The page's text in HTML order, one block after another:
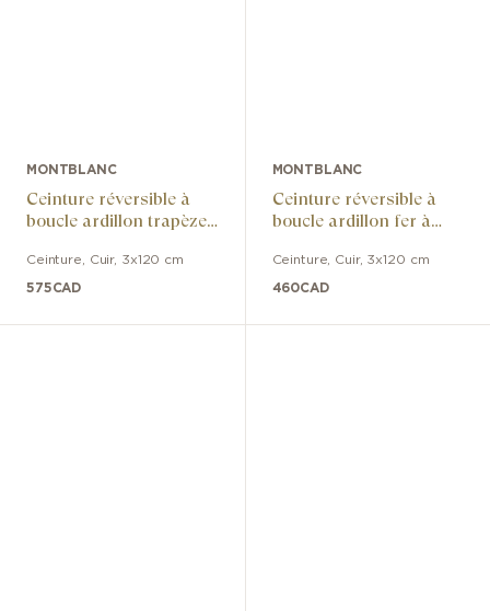
MONTBLANC
Ceinture réversible à
boucle ardillon trapèze
noir/marron
Ceinture, Cuir, 3x120 cm
575CAD
MONTBLANC
Ceinture réversible à
boucle ardillon fer à
en cuir noir/bleu
Ceinture, Cuir, 3x120 cm
460CAD